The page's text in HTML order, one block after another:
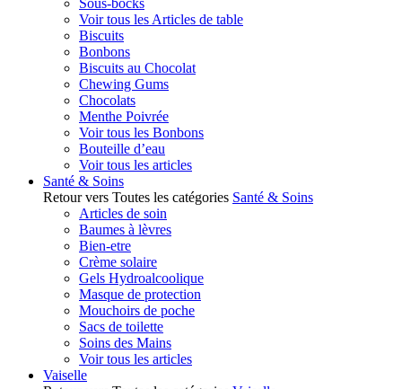
Sous-bocks
Voir tous les Articles de table
Biscuits
Bonbons
Biscuits au Chocolat
Chewing Gums
Chocolats
Menthe Poivrée
Voir tous les Bonbons
Bouteille d’eau
Voir tous les articles
Santé & Soins
Retour vers Toutes les catégories Santé & Soins
Articles de soin
Baumes à lèvres
Bien-etre
Crème solaire
Gels Hydroalcoolique
Masque de protection
Mouchoirs de poche
Sacs de toilette
Soins des Mains
Voir tous les articles
Vaiselle